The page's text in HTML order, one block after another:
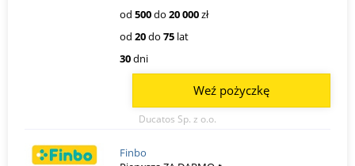
od 500do 20 000zł
od 20do 75 lat
30dni
Ducatos Sp. z o.o.
Weź pożyczkę
Finbo